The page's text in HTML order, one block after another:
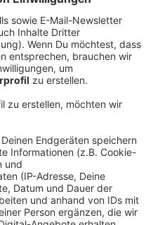
der Hasenpest. Das
Jägerin hatin Hitdorf
Hasenpest, auch
allem wildlebende
werden. Der
durch